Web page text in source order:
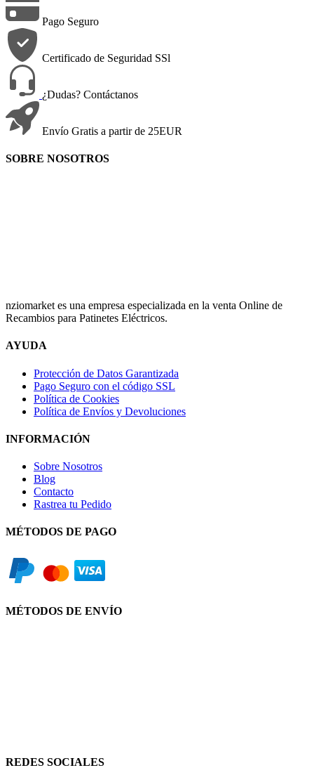
Pago Seguro
Certificado de Seguridad SSl
¿Dudas? Contáctanos
Envío Gratis a partir de 25EUR
SOBRE NOSOTROS
nziomarket es una empresa especializada en la venta Online de
Recambios para Patinetes Eléctricos.
AYUDA
Protección de Datos Garantizada
Pago Seguro con el código SSL
Política de Cookies
Política de Envíos y Devoluciones
INFORMACIÓN
Sobre Nosotros
Blog
Contacto
Rastrea tu Pedido
MÉTODOS DE PAGO
MÉTODOS DE ENVÍO
REDES SOCIALES